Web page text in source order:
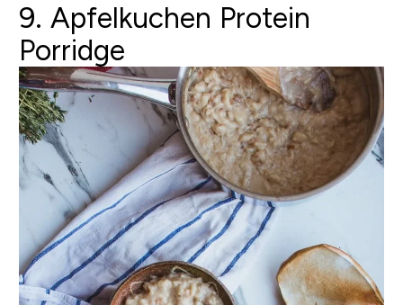
9. Apfelkuchen Protein
Porridge